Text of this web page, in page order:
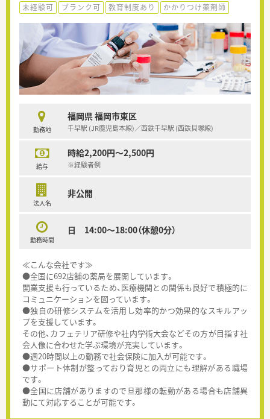
未経験可 ブランク可 教育制度あり かかりつけ薬剤師
勤務地
福岡県 福岡市東区
千早駅 (JR鹿児島本線)／西鉄千早駅 (西鉄貝塚線)
給与
時給2,200円～2,500円
※経験者例
法人名
非公開
勤務時間
日 14:00～18:00（休憩0分）
≪こんな会社です≫
●全国に692店舗の薬局を展開しています。
開業支援も行っているため、医療機関との関係も良好で積極的に
コミュニケーションを図っています。
●独自の研修システムを活用し効率的かつ効果的なスキルアッ
プを支援しています。
その他、カフェテリア研修や社内学術大会などその方が目指す社
会人像に合わせた学ぶ環境が充実しています。
●週20時間以上の勤務で社会保険に加入が可能です。
●サポート体制が整っており育児との両立にも理解がある職場
です。
●全国に店舗がありますので旦那様の転勤がある場合も店舗異
動にて対応することが可能です。